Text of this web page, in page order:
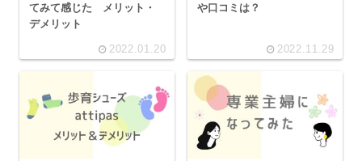
てみて感じた メリット・
デメリット
2022.01.20
や口コミは？
2022.11.29